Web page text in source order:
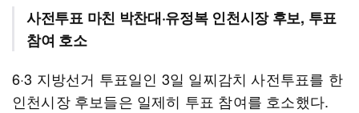
사전투표 마친 박찬대·유정복 인천시장 후보, 투표
참여 호소
6·3 지방선거 투표일인 3일 일찌감치 사전투표를 한
인천시장 후보들은 일제히 투표 참여를 호소했다.